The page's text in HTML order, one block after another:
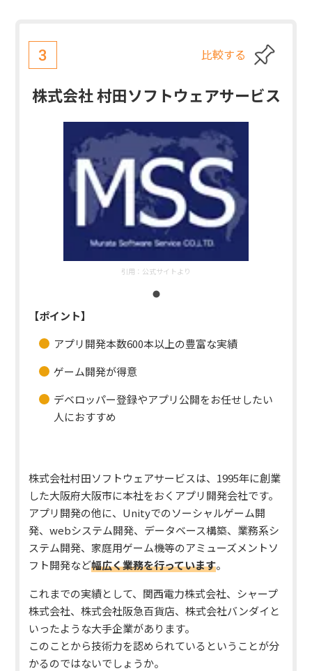
3 比較する
株式会社 村田ソフトウェアサービス
引用： 公式サイトより
【ポイント】
アプリ開発本数600本以上の豊富な実績
ゲーム開発が得意
デベロッパー登録やアプリ公開をお任せしたい
人におすすめ
株式会社村田ソフトウェアサービスは、1995年に創業
した大阪府大阪市に本社をおくアプリ開発会社です。
アプリ開発の他に、Unityでのソーシャルゲーム開
発、webシステム開発、データベース構築、業務系シ
ステム開発、家庭用ゲーム機等のアミューズメントソ
フト開発など幅広く業務を行っています。
これまでの実績として、関西電力株式会社、シャープ
株式会社、株式会社阪急百貨店、株式会社バンダイと
いったような大手企業があります。
このことから技術力を認められているということが分
かるのではないでしょうか。